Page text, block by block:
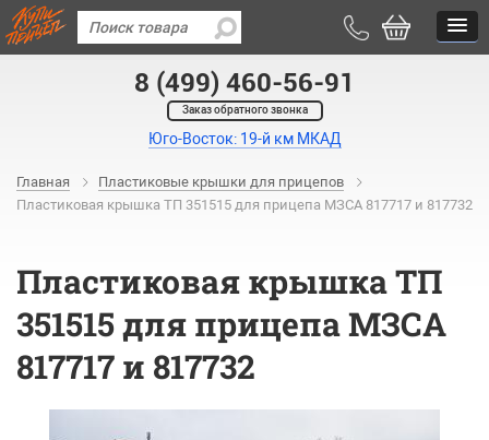
8 (499) 460-56-91
Заказ обратного звонка
Юго-Восток: 19-й км МКАД
Главная
Пластиковые крышки для прицепов
Пластиковая крышка ТП 351515 для прицепа МЗСА 817717 и 817732
Пластиковая крышка ТП
351515 для прицепа МЗСА
817717 и 817732